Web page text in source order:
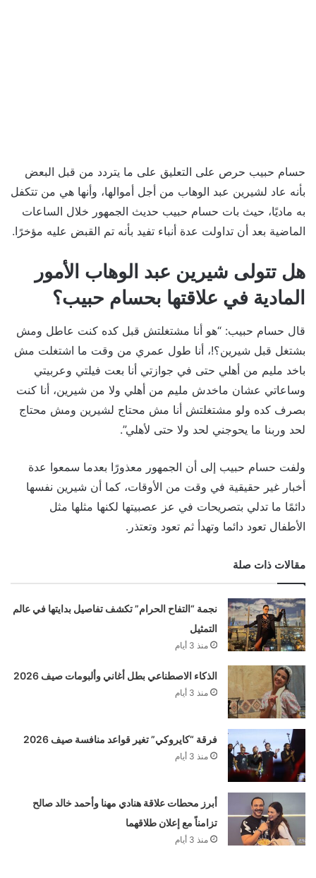
حسام حبيب حرص على التعليق على ما يتردد من قبل البعض
بأنه عاد لشيرين عبد الوهاب من أجل أموالها، وأنها هي من تتكفل
به ماديًا، حيث بات حسام حبيب حديث الجمهور خلال الساعات
الماضية بعد أن تداولت عدة أنباء تفيد بأنه تم القبض عليه مؤخرًا.
هل تتولى شيرين عبد الوهاب الأمور
المادية في علاقتها بحسام حبيب؟
قال حسام حبيب: “هو أنا مشتغلتش قبل كده كنت عاطل ومش
بشتغل قبل شيرين؟!، أنا طول عمري من وقت ما اشتغلت مش
باخد مليم من أهلي حتى في جوازتي أنا بعت فيلتي وعربيتي
وساعاتي عشان ماخدش مليم من أهلي ولا من شيرين، أنا كنت
بصرف كده ولو مشتغلتش أنا مش محتاج لشيرين ومش محتاج
لحد وربنا ما يحوجني لحد ولا حتى لأهلي”.
ولفت حسام حبيب إلى أن الجمهور معذورًا بعدما سمعوا عدة
أخبار غير حقيقية في وقت من الأوقات، كما أن شيرين نفسها
دائمًا ما تدلي بتصريحات في عز عصبيتها لكنها مثلها مثل
الأطفال تعود دائما وتهدأ ثم تعود وتعتذر.
مقالات ذات صلة
نجمة “التفاح الحرام” تكشف تفاصيل بدايتها في عالم
التمثيل
منذ 3 أيام
الذكاء الاصطناعي بطل أغاني وألبومات صيف 2026
منذ 3 أيام
فرقة “كايروكي” تغير قواعد منافسة صيف 2026
منذ 3 أيام
أبرز محطات علاقة هنادي مهنا وأحمد خالد صالح
تزامناً مع إعلان طلاقهما
منذ 3 أيام